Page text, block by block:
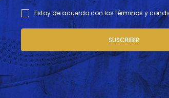
Estoy de acuerdo con los términos y
SUSCRIBIR